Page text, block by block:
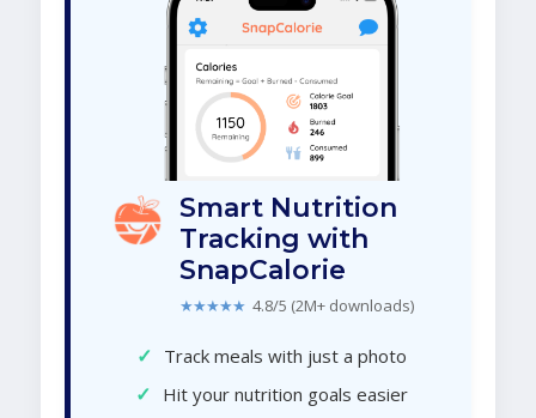
Smart Nutrition
Tracking with
SnapCalorie
★★★★★ 4.8/5 (2M+ downloads)
✓ Track meals with just a photo
✓ Hit your nutrition goals easier